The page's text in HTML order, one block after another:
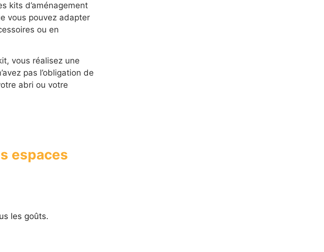
kits d’aménagement
vous pouvez adapter
ou en
vous réalisez une
pas l’obligation de
abri ou votre
espaces
les goûts.